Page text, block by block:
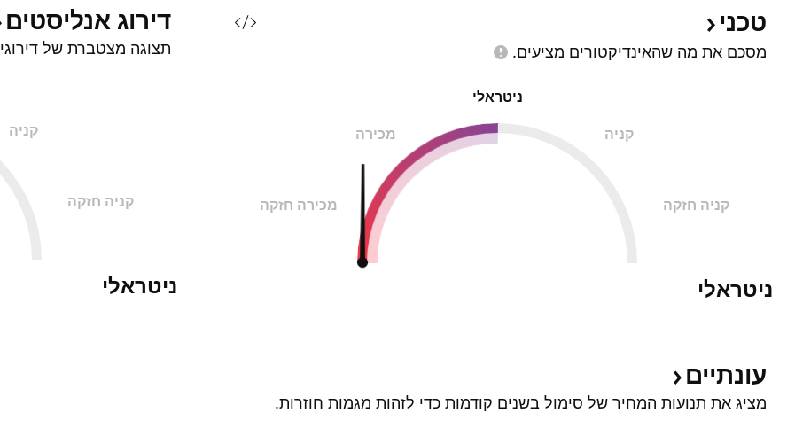
טכני
מסכם את מה שהאינדיקטורים מציעים.
ניטראלי
מכירה קניה
מכירה חזקה קניה חזקה
ניטראלי
דירוג אנליסטים
תצוגה מצטברת של דירוגי
קניה
קניה חזקה
ניטראלי
עונתיים
מציג את תנועות המחיר של סימול בשנים קודמות כדי לזהות מגמות חוזרות.